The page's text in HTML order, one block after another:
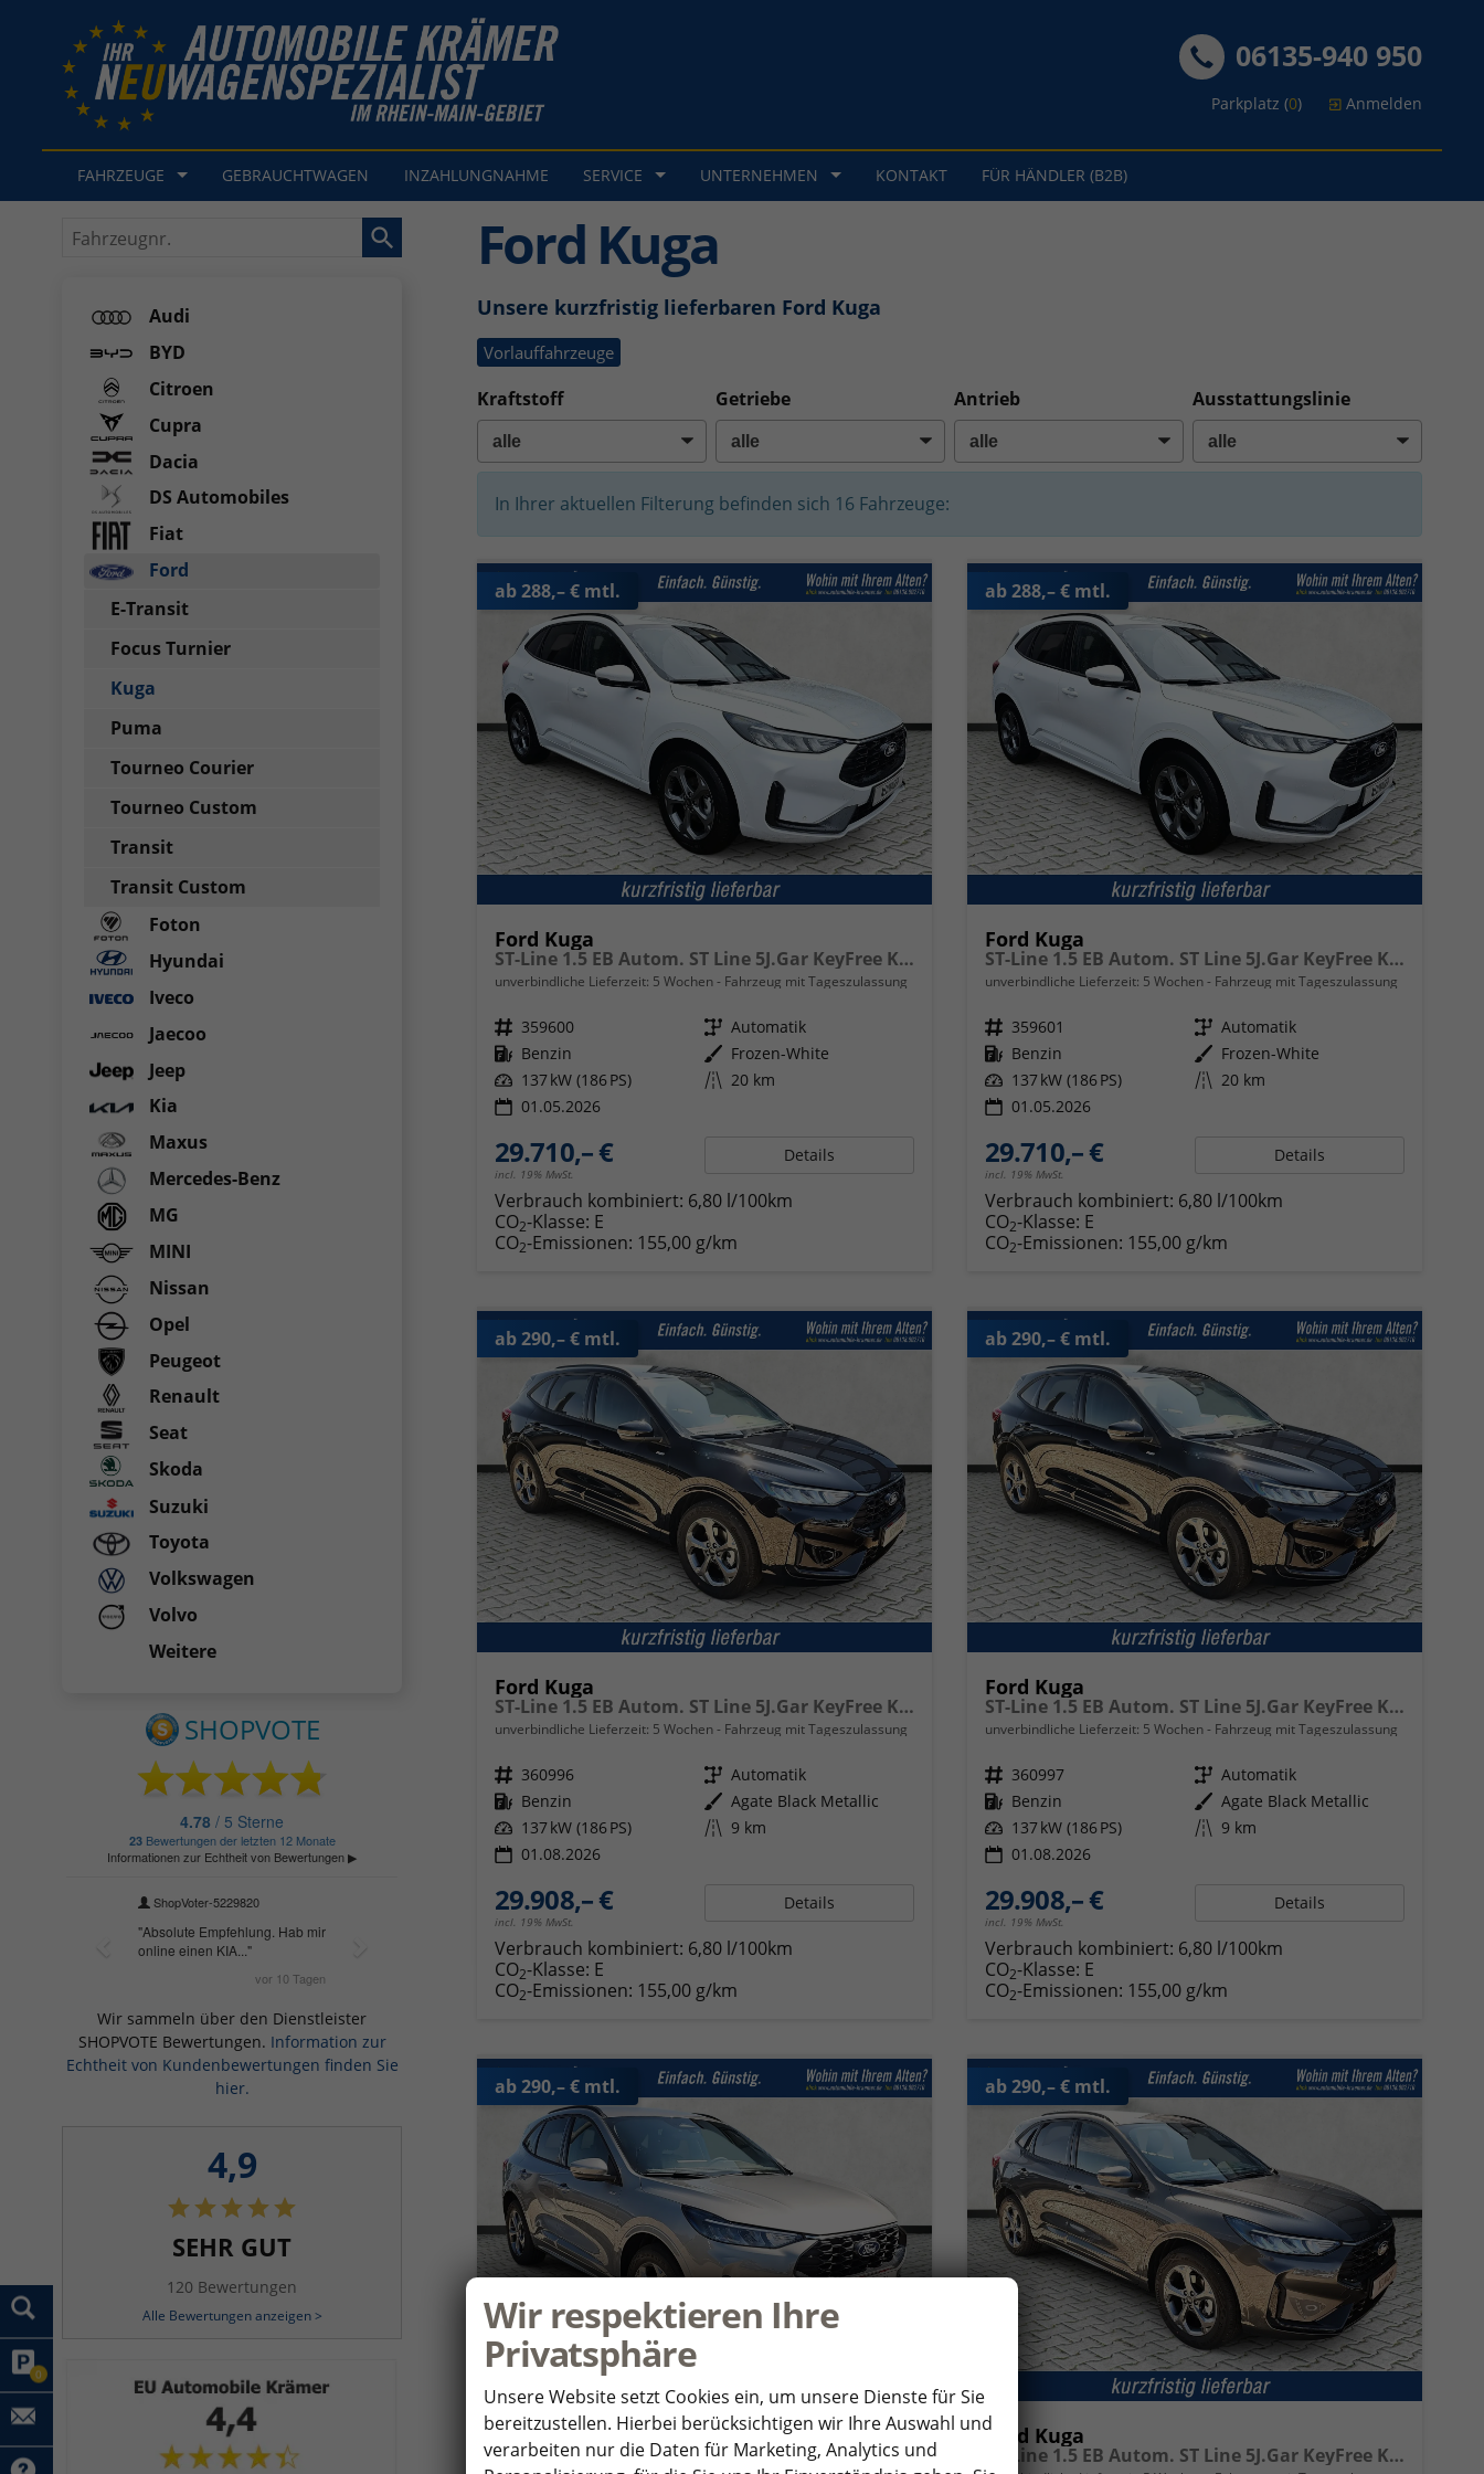
0
06135-940 950
Parkplatz (0) Anmelden
FAHRZEUGE GEBRAUCHTWAGEN INZAHLUNGNAHME SERVICE UNTERNEHMEN KONTAKT FÜR HÄNDLER (B2B)
Ford Kuga
Unsere kurzfristig lieferbaren Ford Kuga
Vorlauffahrzeuge
Kraftstoff Getriebe Antrieb Ausstattungslinie
In Ihrer aktuellen Filterung befinden sich 16 Fahrzeuge:
ab 288,– € mtl.
Ford Kuga
ST-Line 1.5 EB Autom. ST Line 5J.Gar KeyFree Kamera
unverbindliche Lieferzeit: 5 Wochen Fahrzeug mit Tageszulassung
Fahrzeugnr. 359600 Getriebe Automatik
Kraftstoff Benzin Außenfarbe Frozen-White
Leistung 137 kW (186 PS) Kilometerstand 20 km
01.05.2026
29.710,– €
incl. 19% MwSt.
Details
Verbrauch kombiniert: 6,80 l/100km
CO2-Klasse: E
CO2-Emissionen: 155,00 g/km
ab 288,– € mtl.
Ford Kuga
ST-Line 1.5 EB Autom. ST Line 5J.Gar KeyFree Kamera
unverbindliche Lieferzeit: 5 Wochen Fahrzeug mit Tageszulassung
Fahrzeugnr. 359601 Getriebe Automatik
Kraftstoff Benzin Außenfarbe Frozen-White
Leistung 137 kW (186 PS) Kilometerstand 20 km
01.05.2026
29.710,– €
incl. 19% MwSt.
Details
Verbrauch kombiniert: 6,80 l/100km
CO2-Klasse: E
CO2-Emissionen: 155,00 g/km
ab 290,– € mtl.
Ford Kuga
ST-Line 1.5 EB Autom. ST Line 5J.Gar KeyFree Kamera
unverbindliche Lieferzeit: 5 Wochen Fahrzeug mit Tageszulassung
Fahrzeugnr. 360996 Getriebe Automatik
Kraftstoff Benzin Außenfarbe Agate Black Metallic
Leistung 137 kW (186 PS) Kilometerstand 9 km
01.08.2026
29.908,– €
incl. 19% MwSt.
Details
Verbrauch kombiniert: 6,80 l/100km
CO2-Klasse: E
CO2-Emissionen: 155,00 g/km
ab 290,– € mtl.
Ford Kuga
ST-Line 1.5 EB Autom. ST Line 5J.Gar KeyFree Kamera
unverbindliche Lieferzeit: 5 Wochen Fahrzeug mit Tageszulassung
Fahrzeugnr. 360997 Getriebe Automatik
Kraftstoff Benzin Außenfarbe Agate Black Metallic
Leistung 137 kW (186 PS) Kilometerstand 9 km
01.08.2026
29.908,– €
incl. 19% MwSt.
Details
Verbrauch kombiniert: 6,80 l/100km
CO2-Klasse: E
CO2-Emissionen: 155,00 g/km
ab 290,– € mtl.
Ford Kuga
ST-Line 1.5 EB Autom. ST Line 5J.Gar KeyFree Kamera
ab 290,– € mtl.
Ford Kuga
ST-Line 1.5 EB Autom. ST Line 5J.Gar KeyFree Kamera
Fahrzeugnr.
Audi
BYD
Citroen
Cupra
Dacia
DS Automobiles
Fiat
Ford
E-Transit
Focus Turnier
Kuga
Puma
Tourneo Courier
Tourneo Custom
Transit
Transit Custom
Foton
Hyundai
Iveco
Jaecoo
Jeep
Kia
Maxus
Mercedes-Benz
MG
MINI
Nissan
Opel
Peugeot
Renault
Seat
Skoda
Suzuki
Toyota
Volkswagen
Volvo
Weitere
Wir sammeln über den Dienstleister
SHOPVOTE Bewertungen. Information zur
Echtheit von Kundenbewertungen finden Sie
hier.
4,9
SEHR GUT
120 Bewertungen
Alle Bewertungen anzeigen >
Wir respektieren Ihre
Privatsphäre
Unsere Website setzt Cookies ein, um unsere Dienste für Sie
bereitzustellen. Hierbei berücksichtigen wir Ihre Auswahl und
verarbeiten nur die Daten für Marketing, Analytics und